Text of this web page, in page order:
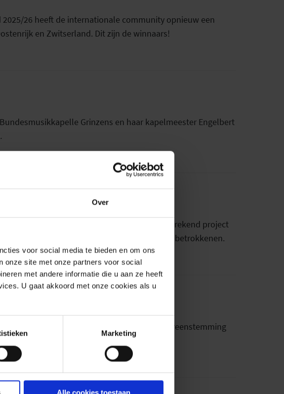
Over
voor social media te bieden en om ons
onze site met onze partners voor social
met andere informatie die u aan ze heeft
U gaat akkoord met onze cookies als u
Marketing
2025/26 heeft de internationale community opnieuw een
en Zwitserland. Dit zijn de winnaars!
Grinzens en haar kapelmeester Engelbert
De prijs werd toegekend aan een baanbrekend project
Als technologiepartner feliciteert feratel alle betrokkenen.
en worden cross-channel en in overeenstemming